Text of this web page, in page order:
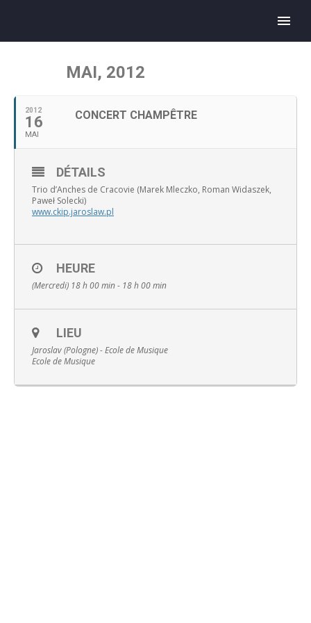
MAI, 2012
2012
16
MAI
CONCERT CHAMPÊTRE
DÉTAILS
Trio d’Anches de Cracovie (Marek Mleczko, Roman Widaszek,
Paweł Solecki)
www.ckip.jaroslaw.pl
HEURE
(Mercredi) 18 h 00 min - 18 h 00 min
LIEU
Jaroslav (Pologne) - Ecole de Musique
Ecole de Musique